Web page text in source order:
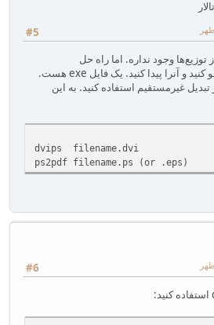
#5
توزیع‌ها وجود نداره. اما راه حل
تبدیل غیرمستقیم استفاده کنید. به این
dvips filename.dvi
ps2pdf filename.ps (or .eps)
#6